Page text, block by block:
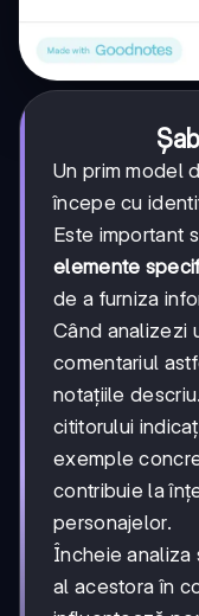
Un prim model
începe cu
Este important
elemente
de a furniza
Când analizezi
comentariul
notațiile
cititorului
exemple
contribuie la
personajelor.
Încheie analiza
al acestora în